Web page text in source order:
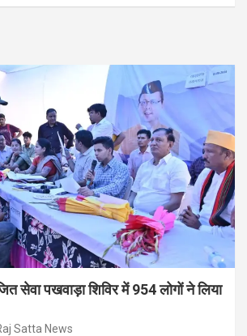
सेवा पखवाड़ा शिविर में 954 लोगों ने लिया
Satta News